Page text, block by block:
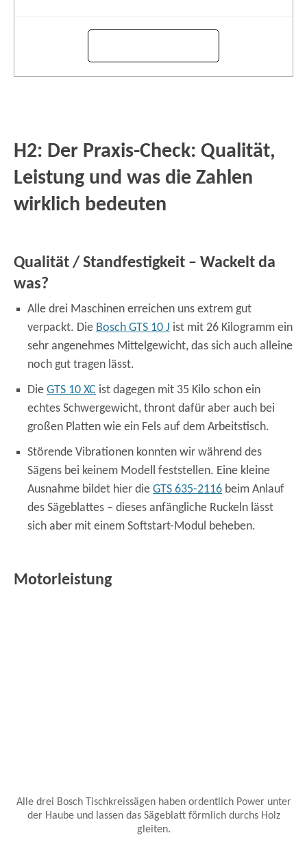
H2: Der Praxis-Check: Qualität,
Leistung und was die Zahlen
wirklich bedeuten
Qualität / Standfestigkeit – Wackelt da
was?
Alle drei Maschinen erreichen uns extrem gut
verpackt. Die Bosch GTS 10 J ist mit 26 Kilogramm ein
sehr angenehmes Mittelgewicht, das sich auch alleine
noch gut tragen lässt.
Die GTS 10 XC ist dagegen mit 35 Kilo schon ein
echtes Schwergewicht, thront dafür aber auch bei
großen Platten wie ein Fels auf dem Arbeitstisch.
Störende Vibrationen konnten wir während des
Sägens bei keinem Modell feststellen. Eine kleine
Ausnahme bildet hier die GTS 635-2116 beim Anlauf
des Sägeblattes – dieses anfängliche Ruckeln lässt
sich aber mit einem Softstart-Modul beheben.
Motorleistung
Alle drei Bosch Tischkreissägen haben ordentlich Power unter
der Haube und lassen das Sägeblatt förmlich durchs Holz
gleiten.